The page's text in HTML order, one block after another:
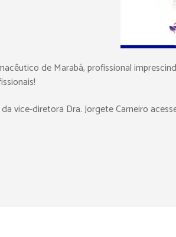
de Marabá, profissional
vice-diretora Dra. Jorgete Carneiro